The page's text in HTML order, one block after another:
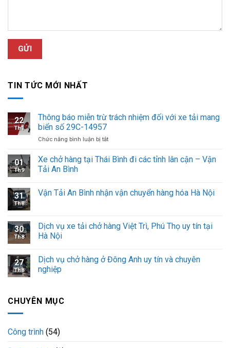
TIN TỨC MỚI NHẤT
22
Th1
Thông báo miễn trừ trách nhiệm đối với xe tải mang
biển số 29C-14957
Chức năng bình luận bị tắtở
báo
nhiệm
tải
29C-
01
Th9
Xe chở hàng tại Thái Bình đi các tỉnh lân cận – Vận
Tải An Bình
31
Th8
Vận Tải An Bình nhận vận chuyển hàng hóa Hà Nội
30
Th8
Dịch vụ xe tải chở hàng Việt Trì, Phú Thọ uy tín tại
Hà Nội
27
Th8
Dịch vụ chở hàng ở Đông Anh uy tín và chuyên
nghiệp
CHUYÊN MỤC
Công trình (54)